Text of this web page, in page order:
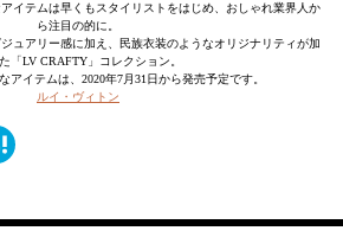
イテムは早くもスタイリストをはじめ、おしゃれ業界人か
ら注目の的に。
ュアリー感に加え、民族衣装のようなオリジナリティが加
「LV CRAFTY」コレクション。
アイテムは、2020年7月31日から発売予定です。
ルイ・ヴィトン